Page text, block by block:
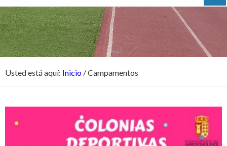
Usted está aquí: Inicio /Campamentos